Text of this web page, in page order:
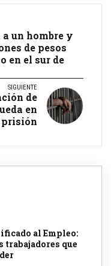
un hombre y
de pesos
en el sur de
SIGUIENTE
de
en
prisión
al Empleo:
trabajadores que